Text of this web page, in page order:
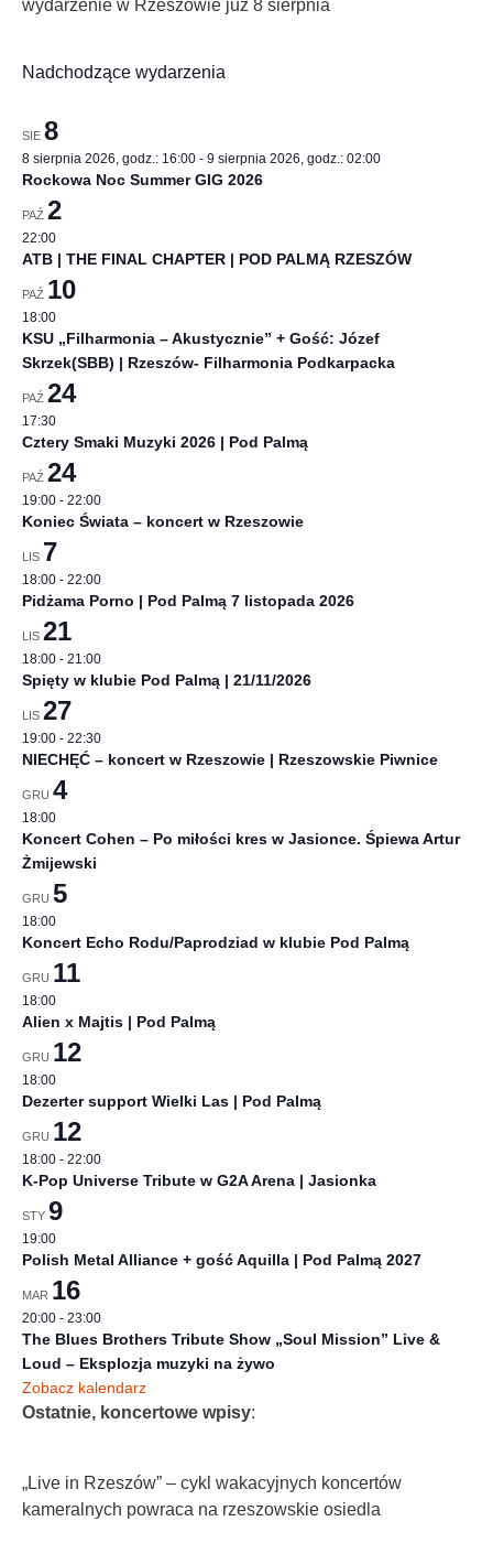
Nadchodzące wydarzenia
SIE 8
8 sierpnia 2026, godz.: 16:00 - 9 sierpnia 2026, godz.: 02:00
Rockowa Noc Summer GIG 2026
PAŹ 2
22:00
ATB | THE FINAL CHAPTER | POD PALMĄ RZESZÓW
PAŹ 10
18:00
KSU „Filharmonia – Akustycznie” + Gość: Józef
Skrzek(SBB) | Rzeszów- Filharmonia Podkarpacka
PAŹ 24
17:30
Cztery Smaki Muzyki 2026 | Pod Palmą
PAŹ 24
19:00 - 22:00
Koniec Świata – koncert w Rzeszowie
LIS 7
18:00 - 22:00
Pidżama Porno | Pod Palmą 7 listopada 2026
LIS 21
18:00 - 21:00
Spięty w klubie Pod Palmą | 21/11/2026
LIS 27
19:00 - 22:30
NIECHĘĆ – koncert w Rzeszowie | Rzeszowskie Piwnice
GRU 4
18:00
Koncert Cohen – Po miłości kres w Jasionce. Śpiewa Artur
Żmijewski
GRU 5
18:00
Koncert Echo Rodu/Paprodziad w klubie Pod Palmą
GRU 11
18:00
Alien x Majtis | Pod Palmą
GRU 12
18:00
Dezerter support Wielki Las | Pod Palmą
GRU 12
18:00 - 22:00
K-Pop Universe Tribute w G2A Arena | Jasionka
STY 9
19:00
Polish Metal Alliance + gość Aquilla | Pod Palmą 2027
MAR 16
20:00 - 23:00
The Blues Brothers Tribute Show „Soul Mission” Live &
Loud – Eksplozja muzyki na żywo
Zobacz kalendarz
Ostatnie, koncertowe wpisy:
„Live in Rzeszów” – cykl wakacyjnych koncertów
kameralnych powraca na rzeszowskie osiedla